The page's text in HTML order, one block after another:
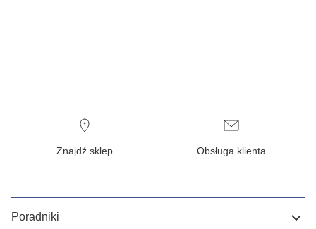
Znajdź sklep Obsługa klienta
Poradniki